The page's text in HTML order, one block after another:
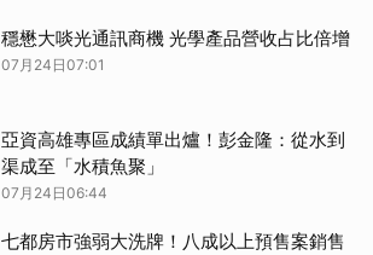
穩懋大啖光通訊商機 光學產品營收占比倍增
07月24日07:01
亞資高雄專區成績單出爐！彭金隆：從水到
渠成至「水積魚聚」
07月24日06:44
七都房市強弱大洗牌！八成以上預售案銷售